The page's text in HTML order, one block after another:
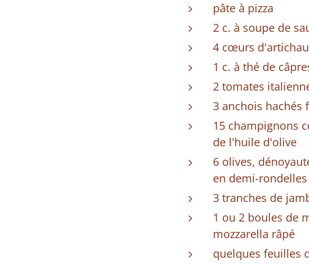
pâte à pizza
2 c. à soupe de
4 cœurs
1 c. à thé de
2 tomates
3 anchois hachés
15 champignons
de l'huile d'olive
6 olives,
en demi-rondelles
3 tranches de
1 ou 2 boules de
mozzarella râpé
quelques feuilles